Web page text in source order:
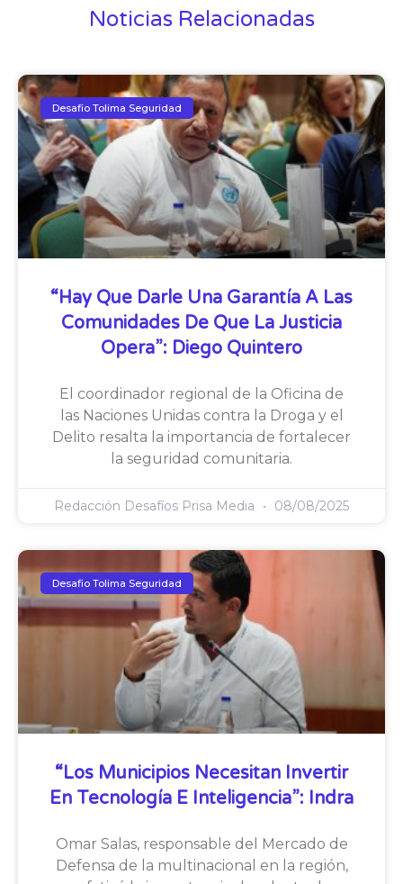
Noticias Relacionadas
Desafio Tolima Seguridad
“Hay Que Darle Una Garantía A Las
Comunidades De Que La Justicia
Opera”: Diego Quintero
El coordinador regional de la Oficina de
las Naciones Unidas contra la Droga y el
Delito resalta la importancia de fortalecer
la seguridad comunitaria.
Redacción Desafíos Prisa Media 08/08/2025
Desafio Tolima Seguridad
“Los Municipios Necesitan Invertir
En Tecnología E Inteligencia”: Indra
Omar Salas, responsable del Mercado de
Defensa de la multinacional en la región,